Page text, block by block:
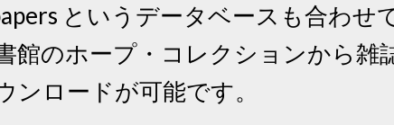
というデータベースも合わせ
館のホープ・コレクションから雑
ンロードが可能です。